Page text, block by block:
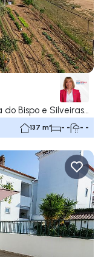
Nossa Senhora da Vila, Nossa Senhora do Bispo e Silveiras, Montemor-o-Novo
137 m² - - - -